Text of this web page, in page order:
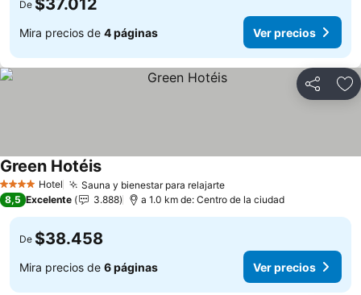
De $37.012
Mira precios de 4 páginas Ver precios
Compartir
4 EstrellasHotel Sauna y bienestar para relajarteVer precios
Green HotéisVer precios
8,5 Excelente 3.888 a 1.0 km de: Centro de la ciudad
De $38.458
Mira precios de 6 páginas Ver precios